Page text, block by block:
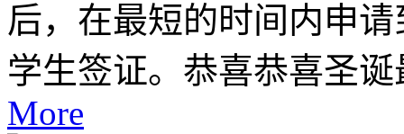
后，在最短的时间内申
学生签证。恭喜恭喜圣
More